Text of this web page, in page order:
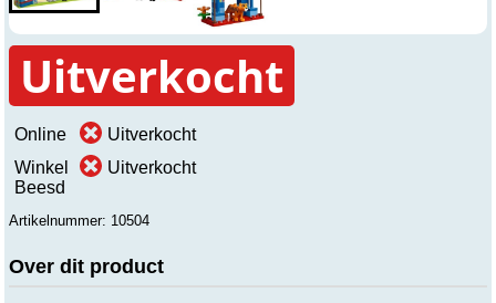
Uitverkocht
Online
Uitverkocht
Winkel
Beesd
Uitverkocht
Artikelnummer: 10504
Over dit product